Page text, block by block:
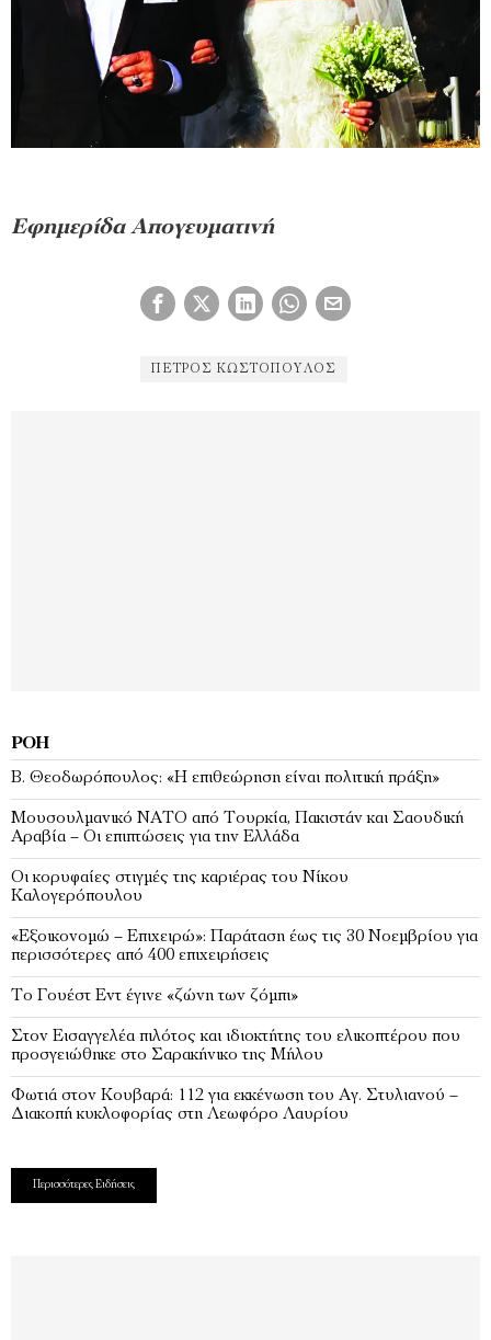
Εφημερίδα Απογευματινή
ΠΈΤΡΟΣ ΚΩΣΤΌΠΟΥΛΟΣ
ΡΟΉ
Β. Θεοδωρόπουλος: «Η επιθεώρηση είναι πολιτική πράξη»
Μουσουλμανικό ΝΑΤΟ από Τουρκία, Πακιστάν και Σαουδική
Αραβία – Οι επιπτώσεις για την Ελλάδα
Οι κορυφαίες στιγμές της καριέρας του Νίκου
Καλογερόπουλου
«Εξοικονομώ – Επιχειρώ»: Παράταση έως τις 30 Νοεμβρίου για
περισσότερες από 400 επιχειρήσεις
Το Γουέστ Εντ έγινε «ζώνη των ζόμπι»
Στον Εισαγγελέα πιλότος και ιδιοκτήτης του ελικοπτέρου που
προσγειώθηκε στο Σαρακήνικο της Μήλου
Φωτιά στον Κουβαρά: 112 για εκκένωση του Αγ. Στυλιανού –
Διακοπή κυκλοφορίας στη Λεωφόρο Λαυρίου
Περισσότερες Ειδήσεις